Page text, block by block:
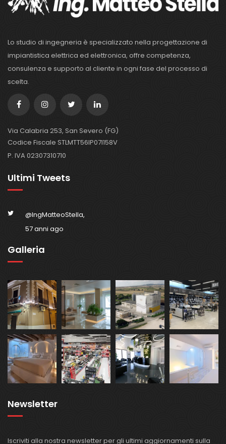
Lo studio di ingegneria è specializzato nella progettazione di
impiantistica elettrica ed elettronica, offre competenza,
consulenza e supporto al cliente in ogni fase del processo di
scelta.
Via Calabria 253, San Severo (FG)
Codice Fiscale STLMTT56IP07I158V
P. IVA 02307310710
Ultimi Tweets
@IngMatteoStella,
57 anni ago
Galleria
Newsletter
Iscriviti alla nostra newsletter per gli ultimi aggiornamenti sulla